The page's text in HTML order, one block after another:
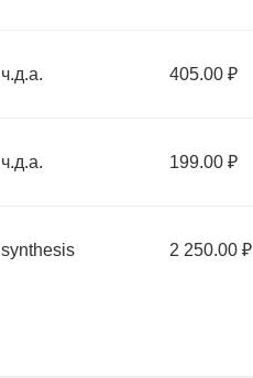
ч.д.а. 405.00 ₽
ч.д.а. 199.00 ₽
synthesis 2 250.00 ₽